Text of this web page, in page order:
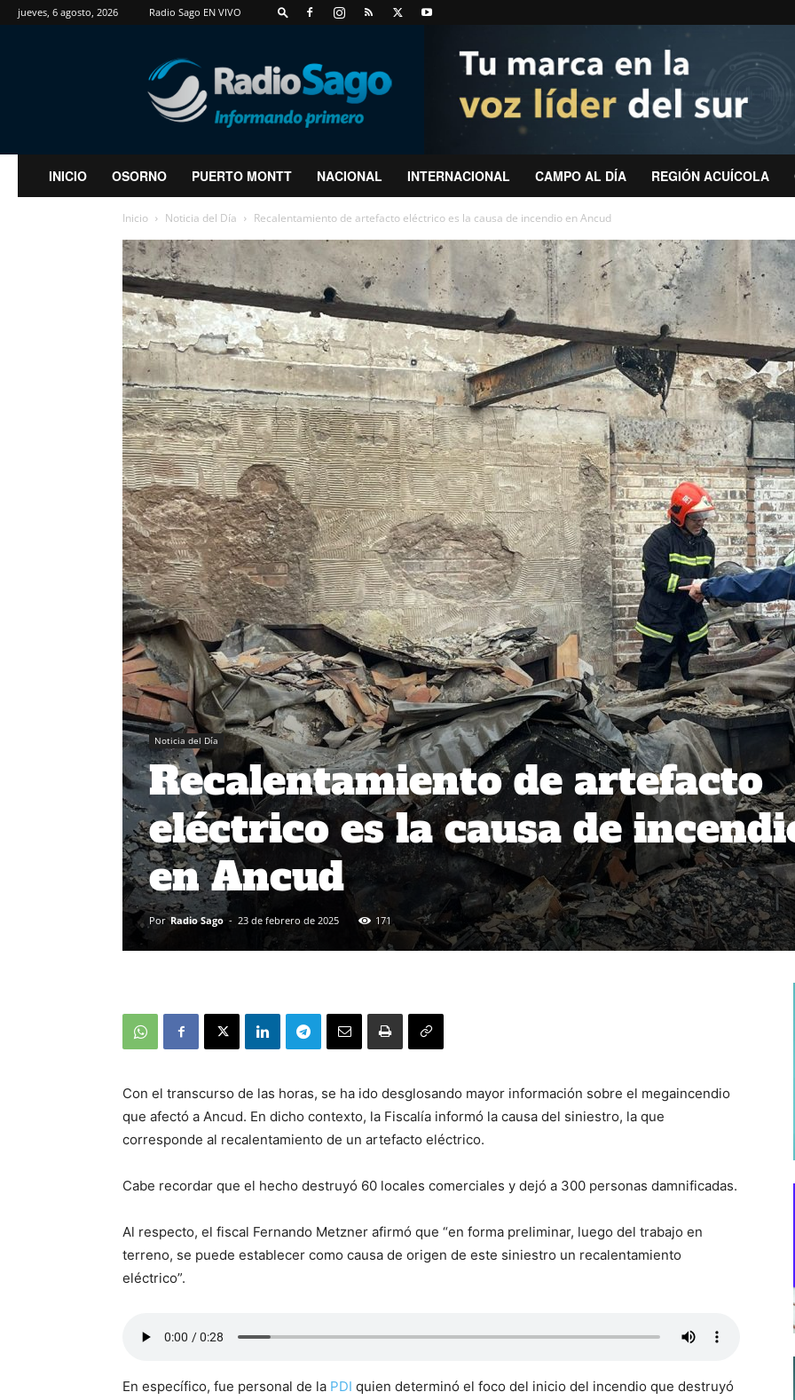
jueves, 6 agosto, 2026 Radio Sago EN VIVO
RadioSago
INICIO OSORNO PUERTO MONTT NACIONAL INTERNACIONAL CAMPO AL DÍA REGIÓN ACUÍCOLA
Inicio Noticia del Día Recalentamiento de artefacto eléctrico es la causa de incendio en Ancud
Noticia del Día
Recalentamiento de artefacto
eléctrico es la causa de
en Ancud
Por Radio Sago - 23 de febrero de 2025 171
Con el transcurso de las horas, se ha ido desglosando mayor información sobre el megaincendio
que afectó a Ancud. En dicho contexto, la Fiscalía informó la causa del siniestro, la que
corresponde al recalentamiento de un artefacto eléctrico.
Cabe recordar que el hecho destruyó 60 locales comerciales y dejó a 300 personas damnificadas.
Al respecto, el fiscal Fernando Metzner afirmó que “en forma preliminar, luego del trabajo en
terreno, se puede establecer como causa de origen de este siniestro un recalentamiento
eléctrico”.
En específico, fue personal de la PDI quien determinó el foco del inicio del incendio que destruyó